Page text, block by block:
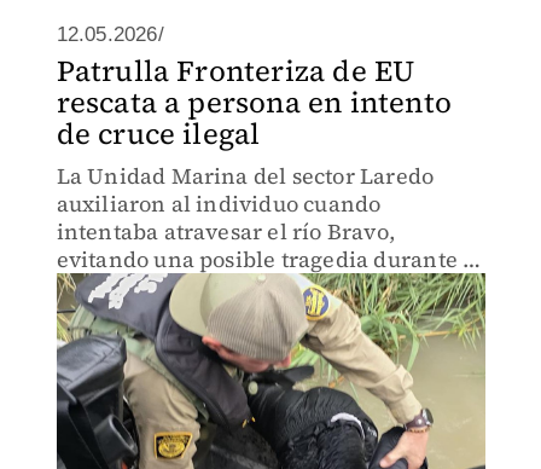
12.05.2026/
Patrulla Fronteriza de EU
rescata a persona en intento
de cruce ilegal
La Unidad Marina del sector Laredo
auxiliaron al individuo cuando
intentaba atravesar el río Bravo,
evitando una posible tragedia durante el
cruce irregular hacia Estados Unidos.